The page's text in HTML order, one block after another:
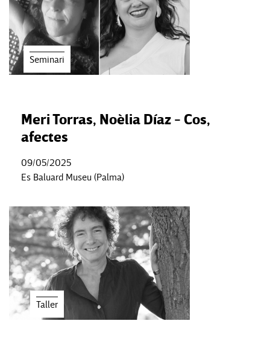
Seminari
Meri Torras, Noèlia Díaz - Cos,
afectes
09/05/2025
Es Baluard Museu (Palma)
Taller